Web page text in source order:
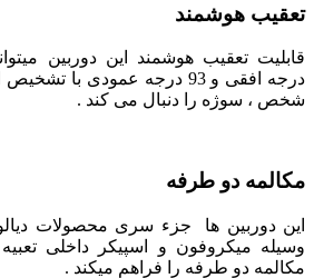
تعقیب هوشمند
درجه افقی و 93 درجه عمودی
شخص ، سوژه را دنبال می کند .
مکالمه دو طرفه
این دوربین ها جزء سری محصولات
وسیله میکروفون و اسپیکر داخلی
مکالمه دو طرفه را فراهم میکند .